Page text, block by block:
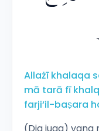
Allażī khalaqa
mā tarā fī
farji‘il-baṣara